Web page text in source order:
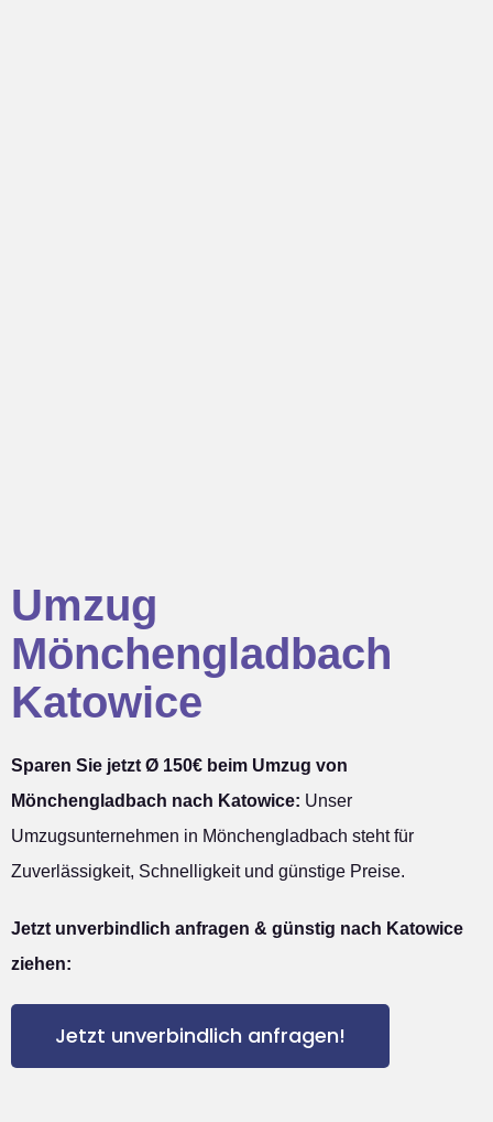
Umzug
Mönchengladbach
Katowice
Sparen Sie jetzt Ø 150€ beim Umzug von
Mönchengladbach nach Katowice: Unser
Umzugsunternehmen in Mönchengladbach steht für
Zuverlässigkeit, Schnelligkeit und günstige Preise.
Jetzt unverbindlich anfragen & günstig nach Katowice
ziehen:
Jetzt unverbindlich anfragen!